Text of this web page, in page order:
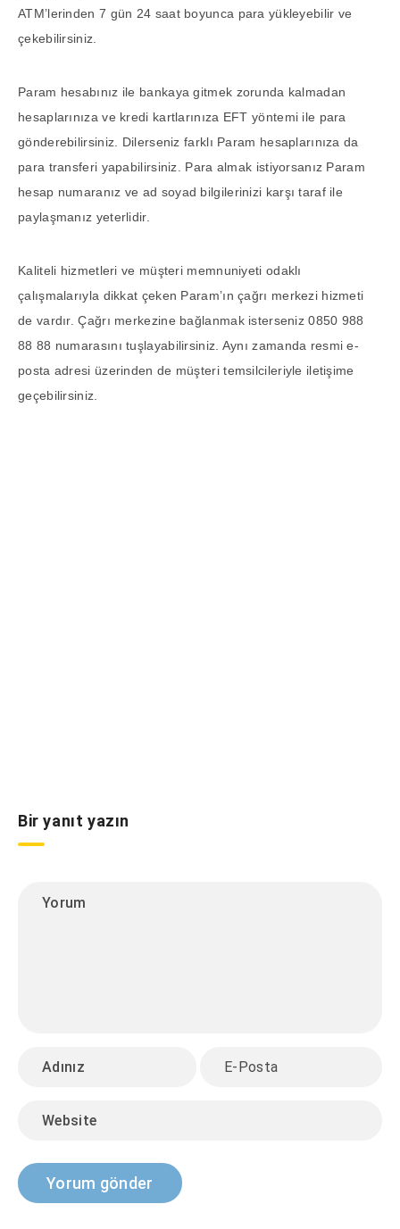
ATM’lerinden 7 gün 24 saat boyunca para yükleyebilir ve
çekebilirsiniz.
Param hesabınız ile bankaya gitmek zorunda kalmadan
hesaplarınıza ve kredi kartlarınıza EFT yöntemi ile para
gönderebilirsiniz. Dilerseniz farklı Param hesaplarınıza da
para transferi yapabilirsiniz. Para almak istiyorsanız Param
hesap numaranız ve ad soyad bilgilerinizi karşı taraf ile
paylaşmanız yeterlidir.
Kaliteli hizmetleri ve müşteri memnuniyeti odaklı
çalışmalarıyla dikkat çeken Param’ın çağrı merkezi hizmeti
de vardır. Çağrı merkezine bağlanmak isterseniz 0850 988
88 88 numarasını tuşlayabilirsiniz. Aynı zamanda resmi e-
posta adresi üzerinden de müşteri temsilcileriyle iletişime
geçebilirsiniz.
Bir yanıt yazın